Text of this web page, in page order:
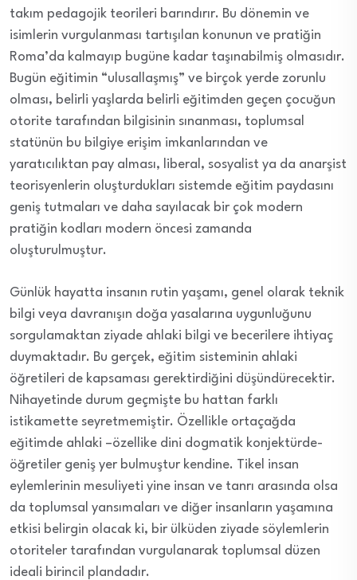
takım pedagojik teorileri barındırır. Bu dönemin ve
isimlerin vurgulanması tartışılan konunun ve pratiğin
Roma’da kalmayıp bugüne kadar taşınabilmiş olmasıdır.
Bugün eğitimin “ulusallaşmış” ve birçok yerde zorunlu
olması, belirli yaşlarda belirli eğitimden geçen çocuğun
otorite tarafından bilgisinin sınanması, toplumsal
statünün bu bilgiye erişim imkanlarından ve
yaratıcılıktan pay alması, liberal, sosyalist ya da anarşist
teorisyenlerin oluşturdukları sistemde eğitim paydasını
geniş tutmaları ve daha sayılacak bir çok modern
pratiğin kodları modern öncesi zamanda
oluşturulmuştur.
Günlük hayatta insanın rutin yaşamı, genel olarak teknik
bilgi veya davranışın doğa yasalarına uygunluğunu
sorgulamaktan ziyade ahlaki bilgi ve becerilere ihtiyaç
duymaktadır. Bu gerçek, eğitim sisteminin ahlaki
öğretileri de kapsaması gerektirdiğini düşündürecektir.
Nihayetinde durum geçmişte bu hattan farklı
istikamette seyretmemiştir. Özellikle ortaçağda
eğitimde ahlaki –özellike dini dogmatik konjektürde-
öğretiler geniş yer bulmuştur kendine. Tikel insan
eylemlerinin mesuliyeti yine insan ve tanrı arasında olsa
da toplumsal yansımaları ve diğer insanların yaşamına
etkisi belirgin olacak ki, bir ülküden ziyade söylemlerin
otoriteler tarafından vurgulanarak toplumsal düzen
ideali birincil plandadır.